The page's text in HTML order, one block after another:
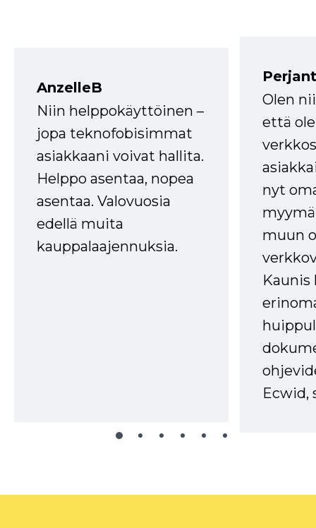
AnzelleB
Niin helppokäyttöinen –
jopa teknofobisimmat
asiakkaani voivat hallita.
Helppo asentaa, nopea
asentaa. Valovuosia
edellä muita
kauppalaajennuksia.
Olen
että
nyt
muun
Kaunis
Ecwid,